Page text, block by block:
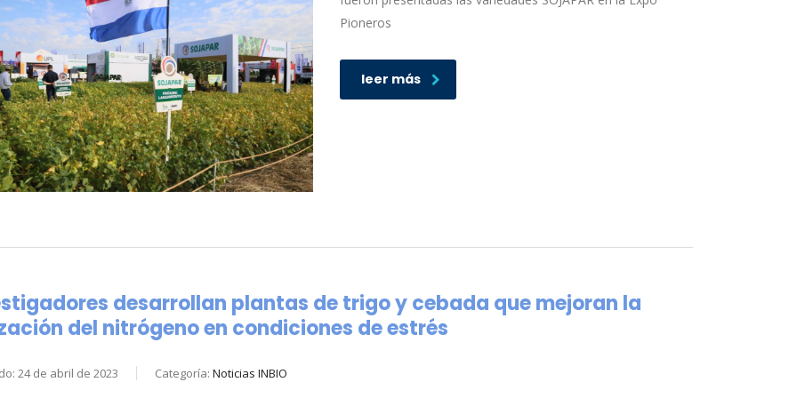
Pioneros
leer más
desarrollan plantas de trigo y cebada que mejoran la
del nitrógeno en condiciones de estrés
24 de abril de 2023 Categoría: Noticias INBIO